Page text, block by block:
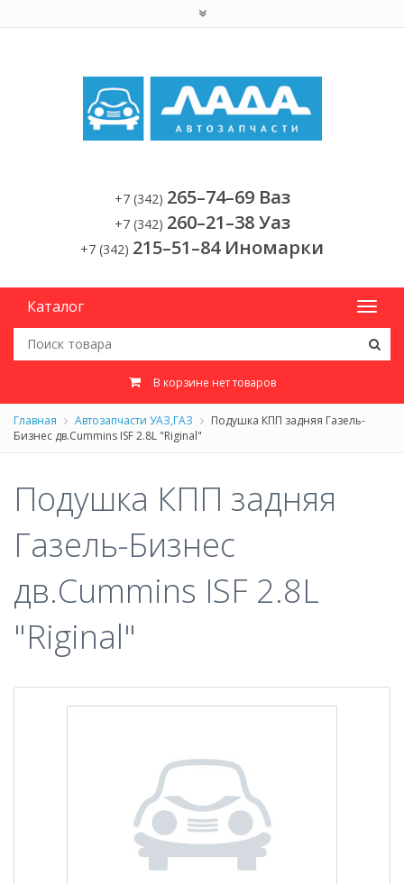
+7 (342) 265–74–69 Ваз
+7 (342) 260–21–38 Уаз
+7 (342) 215–51–84 Иномарки
Каталог
В корзине нет товаров
Главная Автозапчасти УАЗ,ГАЗ
Подушка КПП задняя Газель-
Бизнес дв.Cummins ISF 2.8L "Riginal"
Подушка КПП задняя
Газель-Бизнес
дв.Cummins ISF 2.8L
"Riginal"